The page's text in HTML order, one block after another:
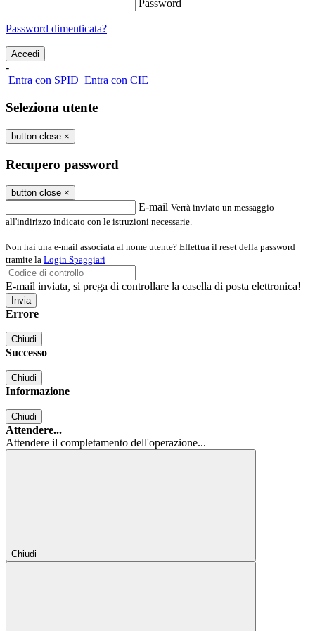
Password
Password dimenticata?
-
Entra con SPID Entra con CIE
Seleziona utente
button close ×
Recupero password
button close ×
E-mail Verrà inviato un messaggio
all'indirizzo indicato con le istruzioni necessarie.
Non hai una e-mail associata al nome utente? Effettua il reset della password
tramite la Login Spaggiari
E-mail inviata, si prega di controllare la casella di posta elettronica!
Errore
Chiudi
Successo
Chiudi
Informazione
Chiudi
Attendere...
Attendere il completamento dell'operazione...
Chiudi